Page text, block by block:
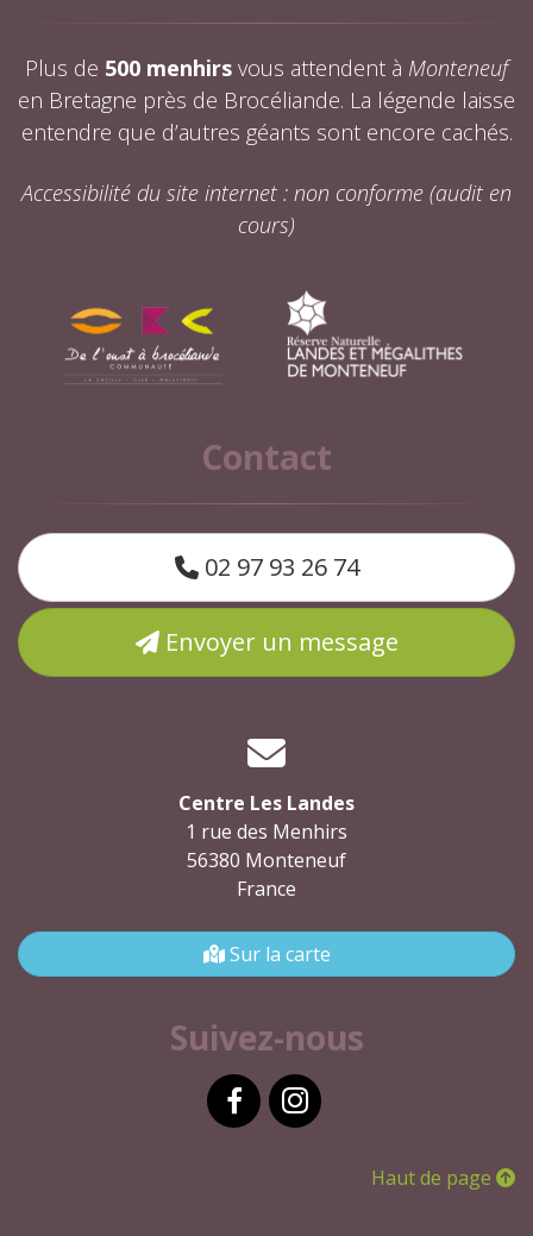
Plus de 500 menhirs vous attendent à Monteneuf
en Bretagne près de Brocéliande. La légende laisse
entendre que d’autres géants sont encore cachés.
Accessibilité du site internet : non conforme (audit en
cours)
Contact
02 97 93 26 74
Envoyer un message
Centre Les Landes
1 rue des Menhirs
56380 Monteneuf
France
Sur la carte
Suivez-nous
Haut de page